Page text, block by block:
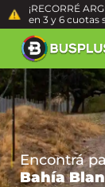
¡RECORRÉ
en 3 y 6 cuotas
Encontrá
Bahía